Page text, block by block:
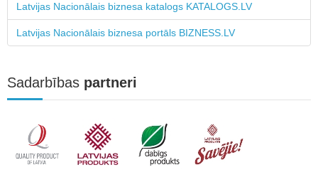
Latvijas Nacionālais biznesa katalogs KATALOGS.LV
Latvijas Nacionālais biznesa portāls BIZNESS.LV
Sadarbības partneri